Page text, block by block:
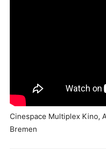
Cinespace Multiplex Kino,
Bremen